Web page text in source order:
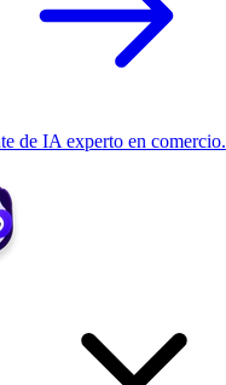
de IA experto en comercio.